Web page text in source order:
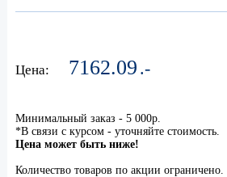
Цена: 7162.09 .-
Минимальный заказ - 5 000р.
*В связи с курсом - уточняйте стоимость.
Цена может быть ниже!
Количество товаров по акции ограничено.